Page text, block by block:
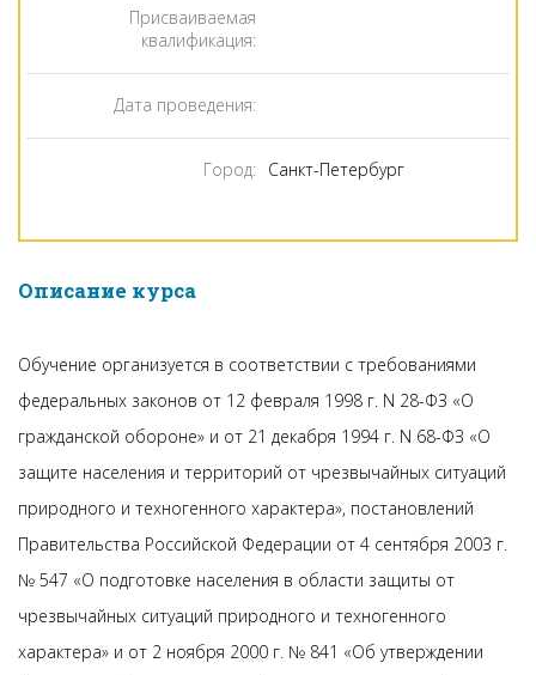
Присваиваемая
квалификация:
Дата проведения:
Город: Санкт-Петербург
Описание курса
Обучение организуется в соответствии с требованиями
федеральных законов от 12 февраля 1998 г. N 28-ФЗ «О
гражданской обороне» и от 21 декабря 1994 г. N 68-ФЗ «О
защите населения и территорий от чрезвычайных ситуаций
природного и техногенного характера», постановлений
Правительства Российской Федерации от 4 сентября 2003 г.
№ 547 «О подготовке населения в области защиты от
чрезвычайных ситуаций природного и техногенного
характера» и от 2 ноября 2000 г. № 841 «Об утверждении